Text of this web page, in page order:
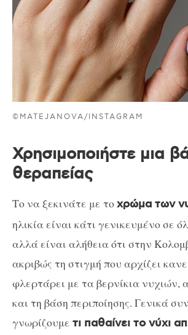
©MATEJANOVA/INSTAGRAM
Χρησιμοποιήστε μια
θεραπείας
Το να ξεκινάτε με τοχρώμα των
ηλικία είναι κάτι γενικευμένο σε
αλλά είναι αλήθεια ότι στην
ακριβώς τη στιγμή που αρχίζει
φλερτάρει με τα βερνίκια νυχιών,
και τη βάση περιποίησης. Γενικά
γνωρίζουμε τι παθαίνει το νύχι